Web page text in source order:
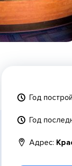
Год
Год
Адрес: